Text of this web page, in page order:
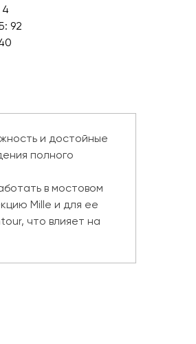
92
и достойные
полного
в мостовом
Mille и для ее
что влияет на